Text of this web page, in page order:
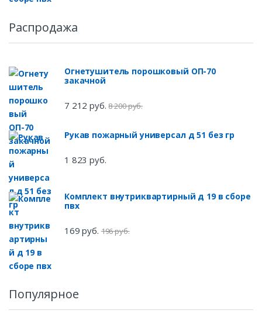
Распродажа
Огнетушитель порошковый ОП-70
закачной
7 212 руб. 8 200 руб.
Рукав пожарный универсал д 51 без гр
1 823 руб.
Комплект внутриквартирный д 19 в сборе
пвх
169 руб. 196 руб.
Популярное